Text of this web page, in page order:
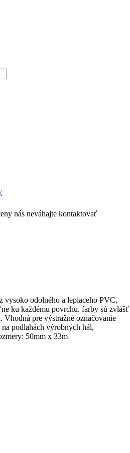
vysoko odolného a lepiaceho PVC,
ku každému povrchu. farby sú zvlášť
Vhodná pre výstražné označovanie
podlahách výrobných hál,
50mm x 33m